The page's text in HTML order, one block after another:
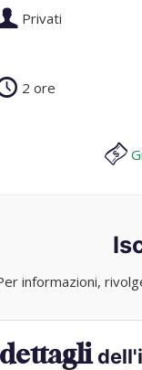
Privati
2 ore
informazioni,
dettagli